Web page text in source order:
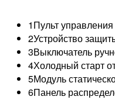
1Пульт
2Устройство
3Выключатель
4Холодный старт
5Модуль
6Панель